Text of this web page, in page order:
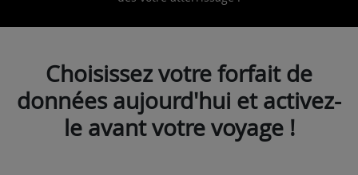
Choisissez votre forfait de
données aujourd'hui et activez-
le avant votre voyage !